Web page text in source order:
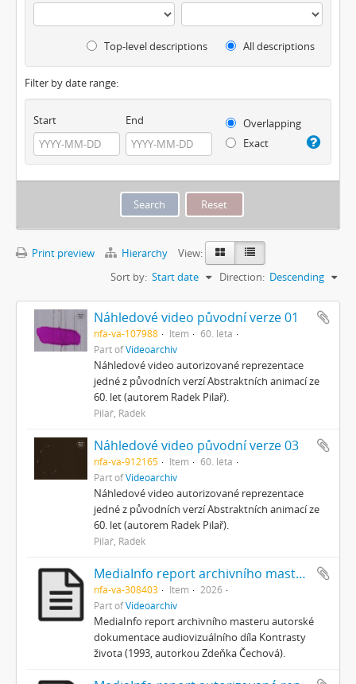
Top-level descriptions All descriptions
Filter by date range:
Start End
Overlapping
Exact
Print preview Hierarchy
View:
Sort by: Start date Direction: Descending
Náhledové video původní verze 01
nfa-va-107988 Item
60. léta
Part ofVideoarchiv
Náhledové video autorizované reprezentace
jedné z původních verzí Abstraktních animací ze
60. let (autorem Radek Pilař).
Pilař, Radek
Náhledové video původní verze 03
nfa-va-912165 Item
60. léta
Part ofVideoarchiv
Náhledové video autorizované reprezentace
jedné z původních verzí Abstraktních animací ze
60. let (autorem Radek Pilař).
Pilař, Radek
MediaInfo report archivního masteru autorské dokumentace
nfa-va-308403 Item
2026
Part ofVideoarchiv
MediaInfo report archivního masteru autorské
dokumentace audiovizuálního díla Kontrasty
života (1993, autorkou Zdeňka Čechová).